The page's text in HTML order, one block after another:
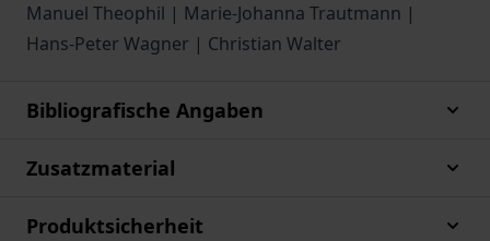
Manuel Theophil | Marie-Johanna Trautmann |
Hans-Peter Wagner | Christian Walter
Bibliografische Angaben
Zusatzmaterial
Produktsicherheit